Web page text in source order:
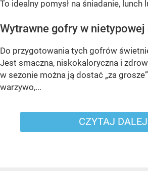
To idealny pomysł na śniadanie, lunch
Wytrawne gofry w nietypowej
Do przygotowania tych gofrów
Jest smaczna, niskokaloryczna i
w sezonie można ją dostać „za
warzywo,...
CZYTAJ DALEJ